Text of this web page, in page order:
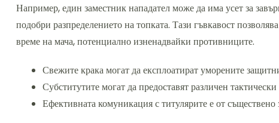
Например, един заместник нападател може да има усет за
подобри разпределението на топката. Тази гъвкавост
време на мача, потенциално изненадвайки противниците.
Свежите крака могат да експлоатират уморените
Субститутите могат да предоставят различен
Ефективната комуникация с титулярите е от съществено